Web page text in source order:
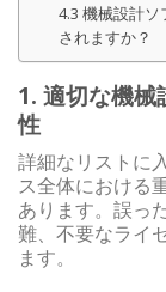
4.3 機械設計
されますか？
1. 適切な機
性
詳細なリストに
ス全体における
あります。誤っ
難、不要なライ
ます。